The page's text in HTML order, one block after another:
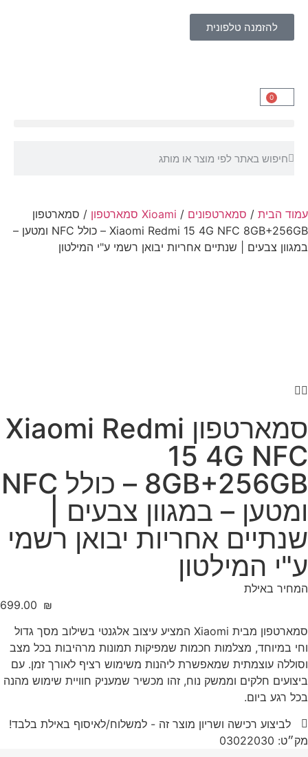
0
להזמנה טלפונית
עמוד הבית / סמארטפונים / Xioami סמארטפון
/ סמארטפון
Xiaomi Redmi 15 4G NFC 8GB+256GB – כולל NFC ומטען –
במגוון צבעים | שנתיים אחריות יבואן רשמי ע"י המילטון
סמארטפון Xiaomi Redmi
15 4G NFC
8GB+256GB – כולל NFC
ומטען – במגוון צבעים |
שנתיים אחריות יבואן רשמי
ע"י המילטון
המחיר באילת
‎699.00 ₪
סמארטפון מבית Xiaomi המציע עיצוב אלגנטי בשילוב מסך גדול
וחי במיוחד, מצלמות חכמות שמפיקות תמונות מרהיבות בכל מצב
וסוללה עוצמתית שמאפשרת ליהנות משימוש רציף לאורך זמן. עם
ביצועים חלקים וממשק נוח, זהו מכשיר שמעניק חוויית שימוש מהנה
בכל רגע ביום.
לביצוע רכישה ושריון מוצר זה - למשלוח/לאיסוף באילת בלבד!
מק״ט: 03022030